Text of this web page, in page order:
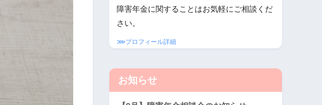
障害年金に関することはお気軽にご相談くだ
さい。
⋙プロフィール詳細
お知らせ